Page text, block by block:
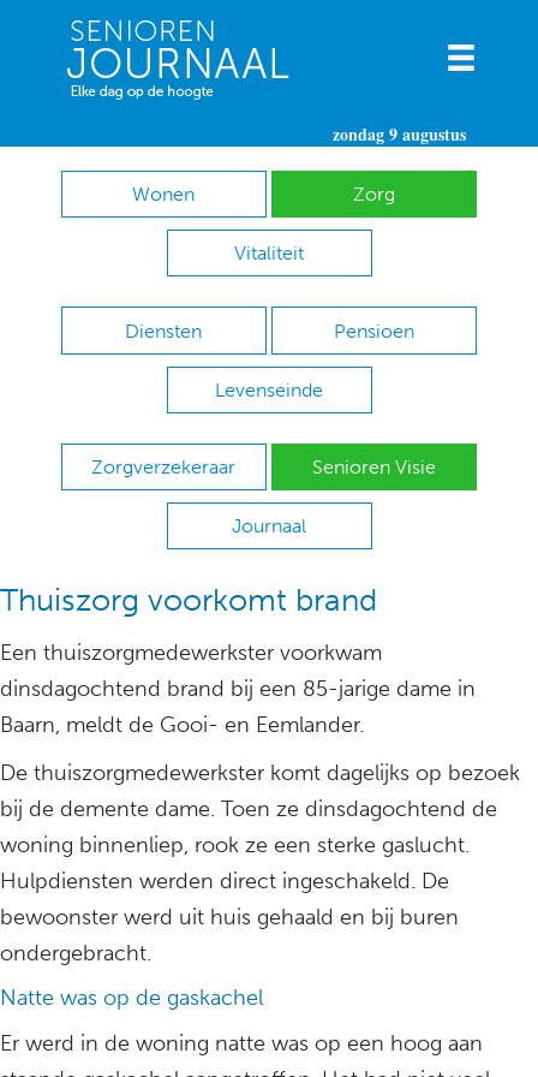
zondag 9 augustus
Wonen Zorg
Vitaliteit
Diensten Pensioen
Levenseinde
Zorgverzekeraar Senioren Visie
Journaal
Thuiszorg voorkomt brand
Een thuiszorgmedewerkster voorkwam
dinsdagochtend brand bij een 85-jarige dame in
Baarn, meldt de Gooi- en Eemlander.
De thuiszorgmedewerkster komt dagelijks op bezoek
bij de demente dame. Toen ze dinsdagochtend de
woning binnenliep, rook ze een sterke gaslucht.
Hulpdiensten werden direct ingeschakeld. De
bewoonster werd uit huis gehaald en bij buren
ondergebracht.
Natte was op de gaskachel
Er werd in de woning natte was op een hoog aan